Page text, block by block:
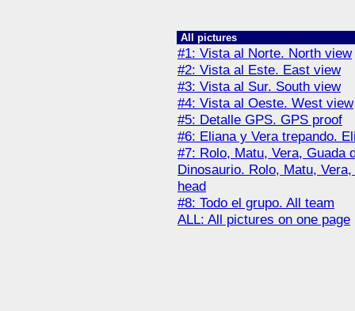
All pictures
#1: Vista al Norte. North view
#2: Vista al Este. East view
#3: Vista al Sur. South view
#4: Vista al Oeste. West view
#5: Detalle GPS. GPS proof
#6: Eliana y Vera trepando.
#7: Rolo, Matu, Vera, Guada
Dinosaurio. Rolo, Matu,
head
#8: Todo el grupo. All team
ALL: All pictures on one page